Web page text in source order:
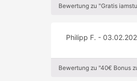
Bewertung zu "Gratis
Philipp F. -
Bewertung zu "40€ Bonus